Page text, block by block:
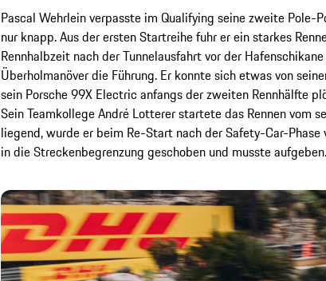
Pascal Wehrlein verpasste im Qualifying seine zweite Pole-
nur knapp. Aus der ersten Startreihe fuhr er ein starkes
Rennhalbzeit nach der Tunnelausfahrt vor der
Überholmanöver die Führung. Er konnte sich etwas von
sein Porsche 99X Electric anfangs der zweiten Rennhälfte
Sein Teamkollege André Lotterer startete das Rennen vom
liegend, wurde er beim Re-Start nach der Safety-Car-Phase
in die Streckenbegrenzung geschoben und musste aufgeben.